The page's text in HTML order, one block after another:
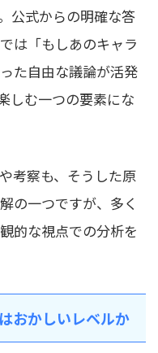
公式からの明確な答
は「もしあのキャラ
た自由な議論が活発
しむ一つの要素にな
考察も、そうした原
の一つですが、多く
的な視点での分析を
おかしいレベルか